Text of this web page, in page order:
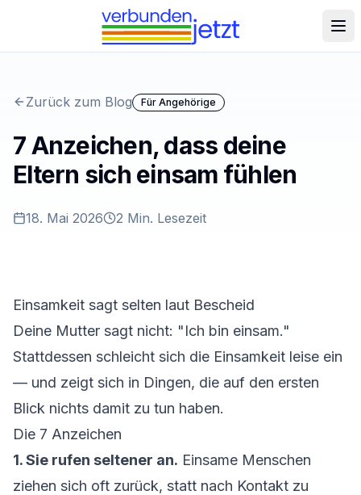
Zurück zum Blog Für Angehörige
7 Anzeichen, dass deine
Eltern sich einsam fühlen
18. Mai 2026 2 Min. Lesezeit
Einsamkeit sagt selten laut Bescheid
Deine Mutter sagt nicht: "Ich bin einsam."
Stattdessen schleicht sich die Einsamkeit leise ein
— und zeigt sich in Dingen, die auf den ersten
Blick nichts damit zu tun haben.
Die 7 Anzeichen
1. Sie rufen seltener an. Einsame Menschen
ziehen sich oft zurück, statt nach Kontakt zu